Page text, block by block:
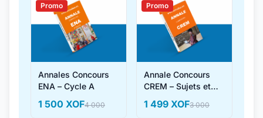
Promo
Annales Concours
ENA – Cycle A
1 500 XOF4 000
Promo
Annale Concours
CREM – Sujets et
Corrigés
1 499 XOF3 000